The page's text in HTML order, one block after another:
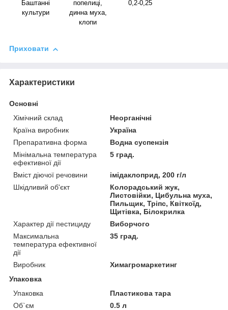
Баштанні
культури
попелиці,
динна муха,
клопи
0,2-0,25
Приховати
Характеристики
Основні
Хімічний склад
Неорганічні
Країна виробник
Україна
Препаративна форма
Водна суспензія
Мінімальна температура
ефективної дії
5 град.
Вміст діючої речовини
імідаклоприд, 200 г/л
Шкідливий об'єкт
Колорадський жук,
Листовійки, Цибульна муха,
Пильщик, Тріпс, Квіткоїд,
Щитівка, Білокрилка
Характер дії пестициду
Виборчого
Максимальна
температура ефективної
дії
35 град.
Виробник
Химагромаркетинг
Упаковка
Упаковка
Пластикова тара
Об`єм
0.5 л